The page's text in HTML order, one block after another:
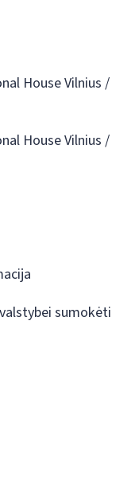
House Vilnius /
House Vilnius /
sumokėti